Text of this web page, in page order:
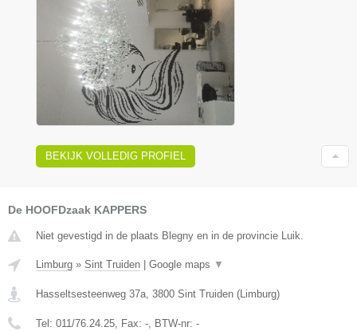
BEKIJK VOLLEDIG PROFIEL
De HOOFDzaak KAPPERS
Niet gevestigd in de plaats Blegny en in de provincie Luik.
Limburg » Sint Truiden Google maps ▼
Hasseltsesteenweg 37a, 3800 Sint Truiden (Limburg)
Tel: 011/76.24.25, Fax: -, BTW-nr: -